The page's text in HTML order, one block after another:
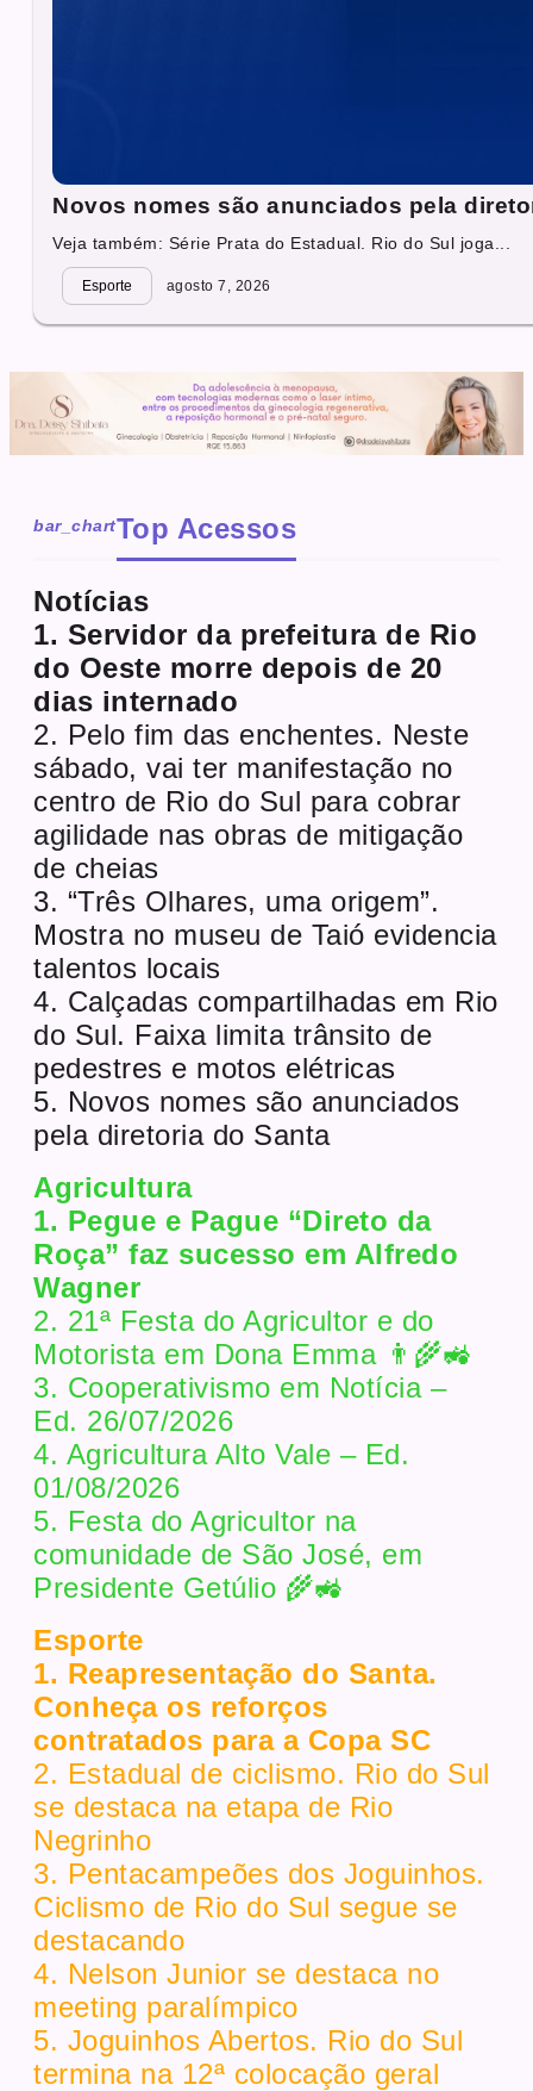
Novos nomes são anunciados pela
Veja também: Série Prata do Estadual. Rio do Sul joga...
Esporte agosto 7, 2026
bar_chartTop Acessos
Notícias
1. Servidor da prefeitura de Rio
do Oeste morre depois de 20
dias internado
2. Pelo fim das enchentes. Neste
sábado, vai ter manifestação no
centro de Rio do Sul para cobrar
agilidade nas obras de mitigação
de cheias
3. “Três Olhares, uma origem”.
Mostra no museu de Taió evidencia
talentos locais
4. Calçadas compartilhadas em Rio
do Sul. Faixa limita trânsito de
pedestres e motos elétricas
5. Novos nomes são anunciados
pela diretoria do Santa
Agricultura
1. Pegue e Pague “Direto da
Roça” faz sucesso em Alfredo
Wagner
2. 21ª Festa do Agricultor e do
Motorista em Dona Emma 👨‍🌾🚜
3. Cooperativismo em Notícia –
Ed. 26/07/2026
4. Agricultura Alto Vale – Ed.
01/08/2026
5. Festa do Agricultor na
comunidade de São José, em
Presidente Getúlio 🌾🚜
Esporte
1. Reapresentação do Santa.
Conheça os reforços
contratados para a Copa SC
2. Estadual de ciclismo. Rio do Sul
se destaca na etapa de Rio
Negrinho
3. Pentacampeões dos Joguinhos.
Ciclismo de Rio do Sul segue se
destacando
4. Nelson Junior se destaca no
meeting paralímpico
5. Joguinhos Abertos. Rio do Sul
termina na 12ª colocação geral